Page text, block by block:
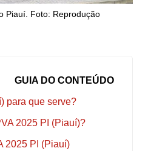
Piauí. Foto: Reprodução
GUIA DO CONTEÚDO
para que serve?
2025 PI (Piauí)?
2025 PI (Piauí)